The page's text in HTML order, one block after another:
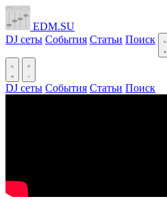
EDM.SU
DJ сеты События Статьи Поиск
DJ сеты События Статьи Поиск